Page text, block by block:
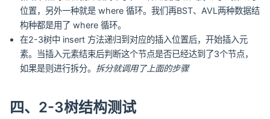
位置，另外一种就是 where 循环。我们再BST、AVL两种数据结
构种都是用了 where 循环。
在2-3树中 insert 方法递归到对应的插入位置后，开始插入元
素。当插入元素结束后判断这个节点是否已经达到了3个节点，
如果是则进行拆分。 拆分就调用了上面的步骤
四、2-3树结构测试